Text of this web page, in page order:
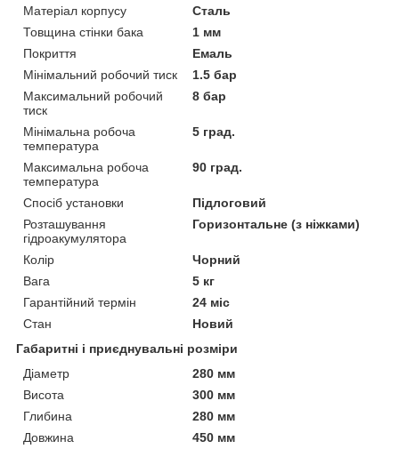
Матеріал корпусу
Сталь
Товщина стінки бака
1 мм
Покриття
Емаль
Мінімальний робочий тиск
1.5 бар
Максимальний робочий
тиск
8 бар
Мінімальна робоча
температура
5 град.
Максимальна робоча
температура
90 град.
Спосіб установки
Підлоговий
Розташування
гідроакумулятора
Горизонтальне (з ніжками)
Колір
Чорний
Вага
5 кг
Гарантійний термін
24 міс
Стан
Новий
Габаритні і приєднувальні розміри
Діаметр
280 мм
Висота
300 мм
Глибина
280 мм
Довжина
450 мм